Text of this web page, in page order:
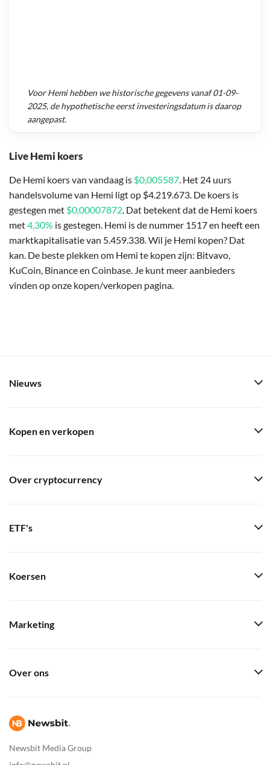
Live Hemi koers
De Hemi koers van vandaag is $0,005587. Het 24 uurs
handelsvolume van Hemi ligt op $4.219.673. De koers is
gestegen met $0,00007872. Dat betekent dat de Hemi koers
met4,30% is gestegen. Hemi is de nummer 1517 en heeft een
marktkapitalisatie van 5.459.338. Wil je Hemi kopen? Dat
kan. De beste plekken om Hemi te kopen zijn: Bitvavo,
KuCoin, Binance en Coinbase. Je kunt meer aanbieders
vinden op onze kopen/verkopen pagina.
VoorHemihebben we historische gegevens vanaf01-09-
2025, de hypothetische eerst investeringsdatum is daarop
aangepast.
Newsbit Media Group
Nieuws
Kopen en verkopen
Over cryptocurrency
ETF's
Koersen
Marketing
Over ons